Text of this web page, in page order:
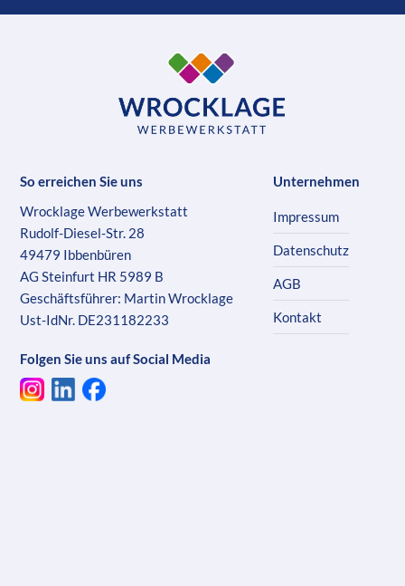
So erreichen Sie uns
Wrocklage Werbewerkstatt
Rudolf-Diesel-Str. 28
49479 Ibbenbüren
AG Steinfurt HR 5989 B
Geschäftsführer: Martin Wrocklage
Ust-IdNr. DE231182233
Folgen Sie uns auf Social Media
Unternehmen
Impressum
Datenschutz
AGB
Kontakt